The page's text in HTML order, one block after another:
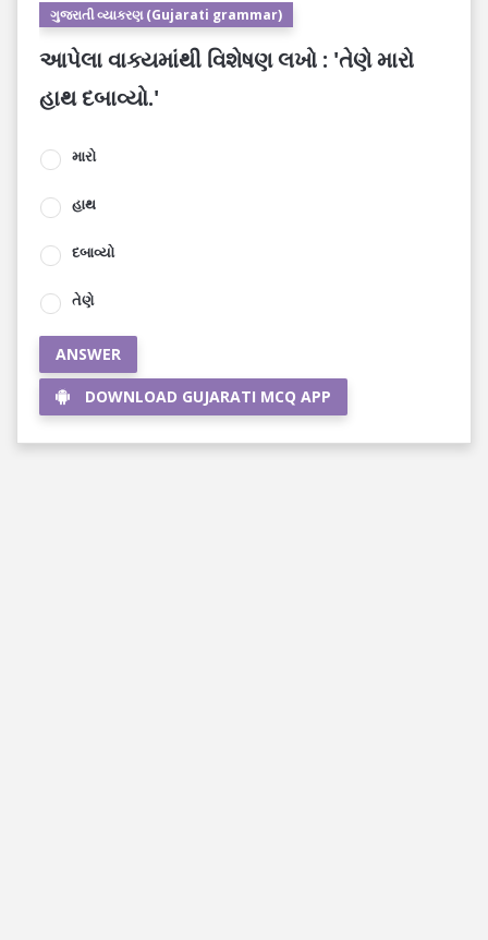
ગુજરાતી વ્યાકરણ (Gujarati grammar)
આપેલા વાક્યમાંથી વિશેષણ લખો : 'તેણે મારો
હાથ દબાવ્યો.'
મારો
હાથ
દબાવ્યો
તેણે
ANSWER
DOWNLOAD GUJARATI MCQ APP